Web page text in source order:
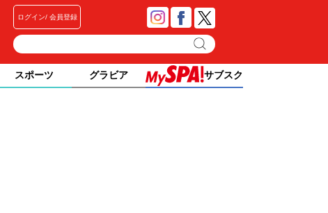
ログイン 会員登録
スポーツ グラビア サブスク